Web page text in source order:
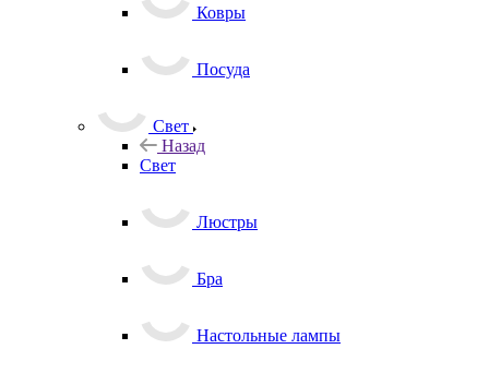
Ковры
Посуда
Свет
Назад
Свет
Люстры
Бра
Настольные лампы